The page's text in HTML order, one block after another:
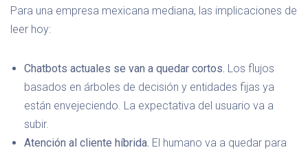
Para una empresa mexicana mediana, las implicaciones de
leer hoy:
Chatbots actuales se van a quedar cortos. Los flujos
basados en árboles de decisión y entidades fijas ya
están envejeciendo. La expectativa del usuario va a
subir.
Atención al cliente híbrida. El humano va a quedar para